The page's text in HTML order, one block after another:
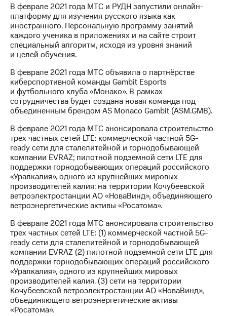
В феврале 2021 года МТС и РУДН запустили онлайн-
платформу для изучения русского языка как
иностранного. Персональную программу занятий
каждого ученика в приложениях и на сайте строит
специальный алгоритм, исходя из уровня знаний
и целей обучения.
В феврале 2021 года МТС объявила о партнёрстве
киберспортивной команды Gambit Esports
и футбольного клуба «Монако». В рамках
сотрудничества будет создана новая команда под
объединенным брендом AS Monaco Gambit (ASM.GMB).
В феврале 2021 года МТС анонсировала строительство
трех частных сетей LTE: коммерческой частной 5G-
ready сети для сталелитейной и горнодобывающей
компании EVRAZ; пилотной подземной сети LTE для
поддержки горнодобывающих операций российского
«Уралкалия», одного из крупнейших мировых
производителей калия: на территории Кочубеевской
ветроэлектростанции АО «НоваВинд», объединяющего
ветроэнергетические активы «Росатома».
В феврале 2021 года МТС анонсировала строительство
трех частных сетей LTE: (1) коммерческой частной 5G-
ready сети для сталелитейной и горнодобывающей
компании EVRAZ (2) пилотной подземной сети LTE для
поддержки горнодобывающих операций российского
«Уралкалия», одного из крупнейших мировых
производителей калия. (3) сети на территории
Кочубеевской ветроэлектростанции АО «НоваВинд»,
объединяющего ветроэнергетические активы
«Росатома».